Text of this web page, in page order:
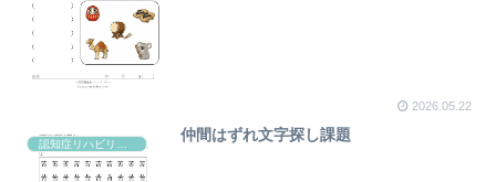
2026.05.22
認知症リハビリ課題
仲間はずれ文字探し課題